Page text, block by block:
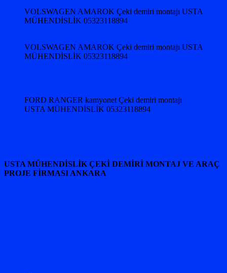
VOLSWAGEN AMAROK Çeki demiri montajı USTA
MÜHENDİSLİK 05323118894
VOLSWAGEN AMAROK Çeki demiri montajı USTA
MÜHENDİSLİK 05323118894
FORD RANGER kamyonet Çeki demiri montajı
USTA MÜHENDİSLİK 05323118894
USTA MÜHENDİSLİK ÇEKİ DEMİRİ MONTAJ VE ARAÇ
PROJE FİRMASI ANKARA